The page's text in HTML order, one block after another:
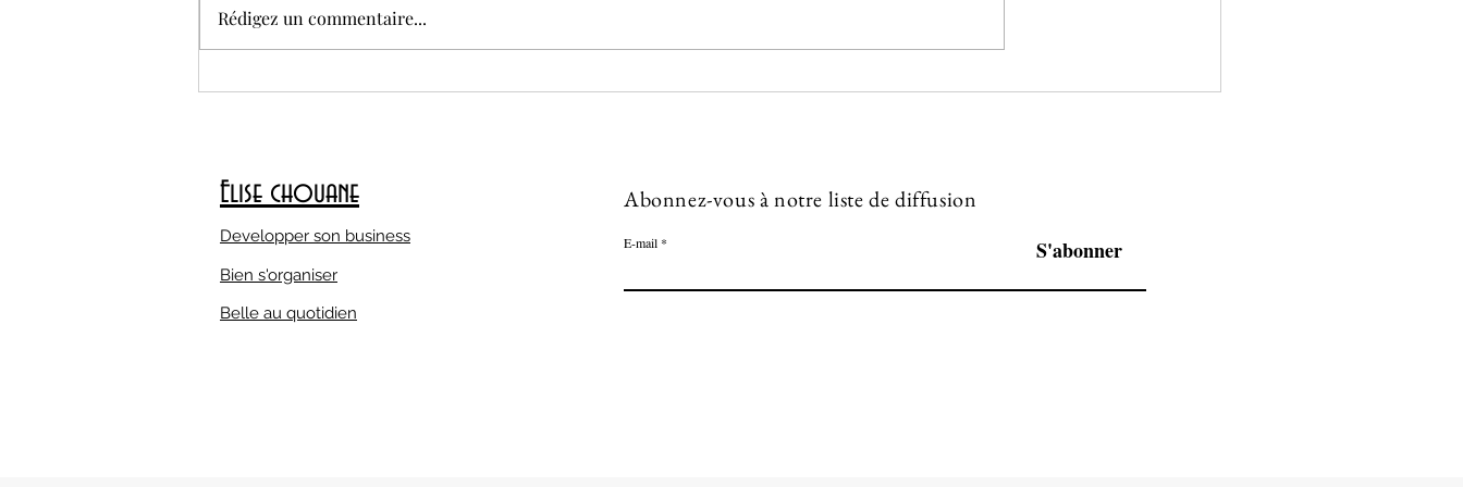
officiellement le Challenge
Hydratation Express – 8 jours ,
l’autre....
Rédigez un commentaire...
Elise chouane
Developper son business
Bien s'organiser
Belle au quotidien
Abonnez-vous à notre liste de diffusion
E-mail S'abonner